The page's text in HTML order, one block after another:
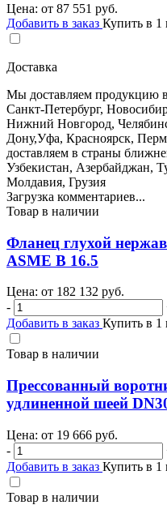
Цена: от 87 551 руб.
Добавить в заказ Купить в 1
Доставка
Мы доставляем продукцию
Санкт-Петербург,
Нижний Новгород,
Дону,Уфа, Красноярск,
доставляем в страны
Узбекистан, Азербайджан,
Молдавия, Грузия
Загрузка комментариев...
Товар в наличии
Фланец глухой
ASME B 16.5
Цена: от 182 132 руб.
-
Добавить в заказ Купить в 1
Товар в наличии
Прессованный
удлиненной шеей
Цена: от 19 666 руб.
-
Добавить в заказ Купить в 1
Товар в наличии